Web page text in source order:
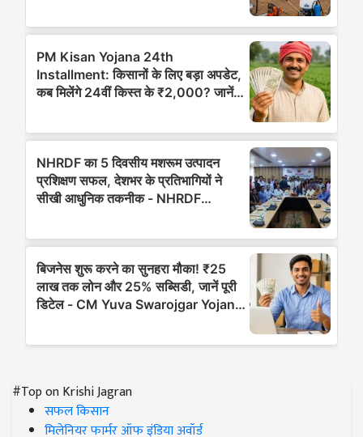
#Top on Krishi Jagran
सफल किसान
मिलेनियर फार्मर ऑफ इंडिया अवॉर्ड